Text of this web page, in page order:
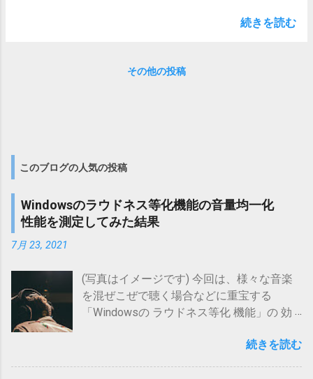
ォーカスして、少し細かく聴き比べてみ
にざっと大まかな結論を示します。
適していることが多い 室内楽的な雰囲気
を得たい場合は、Miroslav Philharmonik 2
針から音源(音色)ごとの比較結果までお
伝えしていきます。 目次に戻る ２．音源
こと、また各音源(音色)のデフォルト状
態から使用を試す場合が多いことから、
比較の方針は以下の通りとします。 BBC
に聞こえるアラームの必要性 DTM作業を
仮眠(いわゆるパワーナップ)を取り入れ
では、アラーム音を鳴らしたくない場面
こえるアラームが必要になるというわけ
です。 ２．自作の必要性 手軽な方法とし
ーから音が出てしまうケースが多く、使
いづらさを感じることがあります。 イヤ
ホンのみでアラームを鳴らせるアプリ
や、パワーナップ用の動画や音楽
(YouTubeやYouTube Music)も存在するよ
うですが、 無料のアプリやプランだと広
告挿入によって使い勝手が悪くなる可能
続きを読む
その他の投稿
このブログの人気の投稿
Windowsのラウドネス等化機能の音量均一化
性能を測定してみた結果
7月 23, 2021
(写真はイメージです) 今回は、様々な音楽
を混ぜこぜで聴く場合などに重宝する
「Windowsの ラウドネス等化 機能」の 効
す。 ズバリ、 こんな方 に 特におススメの
続きを読む